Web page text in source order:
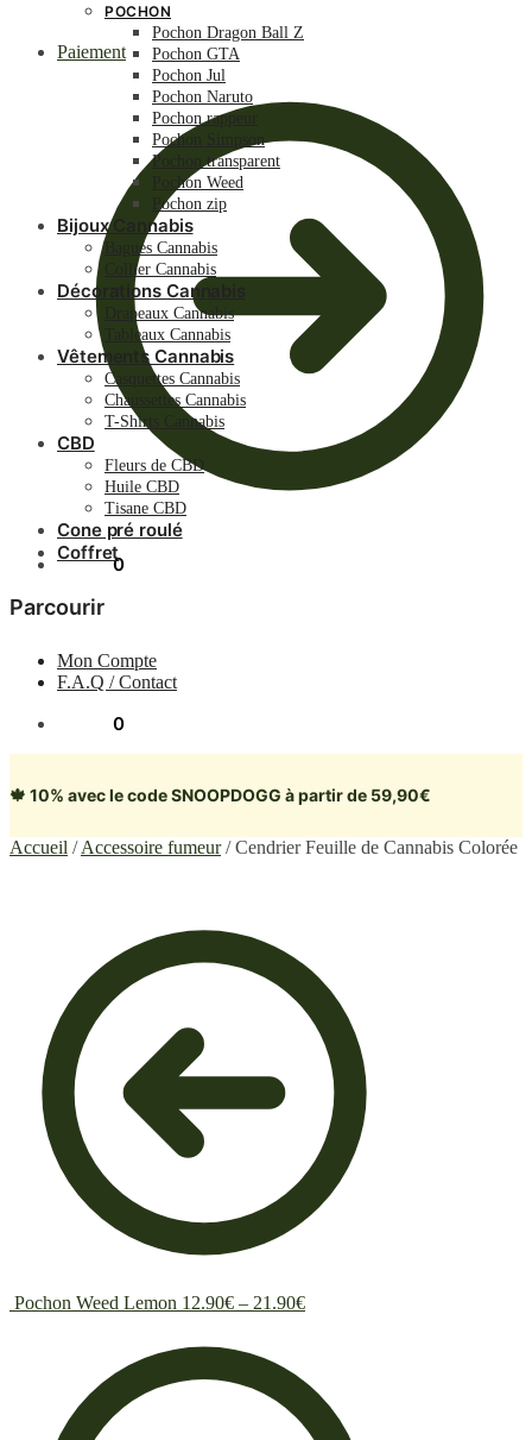
Paiement
0.00€ 0
POCHON
Pochon Dragon Ball Z
Pochon GTA
Pochon Jul
Pochon Naruto
Pochon rappeur
Pochon Simpson
Pochon transparent
Pochon Weed
Pochon zip
Bijoux Cannabis
Bagues Cannabis
Collier Cannabis
Décorations Cannabis
Drapeaux Cannabis
Tableaux Cannabis
Vêtements Cannabis
Casquettes Cannabis
Chaussettes Cannabis
T-Shirts Cannabis
CBD
Fleurs de CBD
Huile CBD
Tisane CBD
Cone pré roulé
Coffret
Parcourir
Mon Compte
F.A.Q / Contact
0
🍁 10% avec le code SNOOPDOGG à partir de 59,90€
Accueil /Accessoire fumeur/Cendrier Feuille de Cannabis Colorée
Pochon Weed Lemon 12.90€ – 21.90€